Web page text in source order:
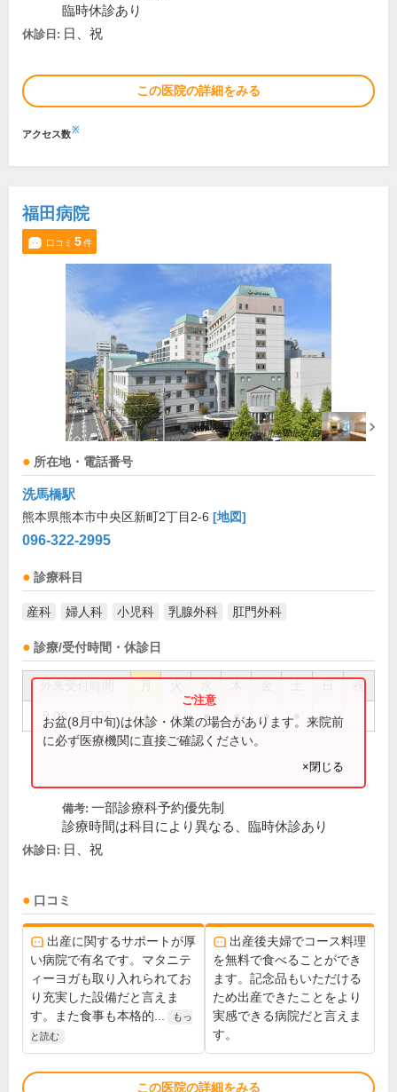
臨時休診あり
休診日: 日、祝
この医院の詳細をみる
アクセス数※
福田病院
口コミ 5件
所在地・電話番号
洗馬橋駅
熊本県熊本市中央区新町2丁目2-6 [地図]
096-322-2995
診療科目
産科 婦人科 小児科 乳腺外科 肛門外科
診療/受付時間・休診日
祝
9:00～17:30 ● ● ● ● ●
お盆(8月中旬)は休診・休業の場合があります。来院前
に必ず医療機関に直接ご確認ください。
×閉じる
備考: 一部診療科予約優先制
診療時間は科目により異なる、臨時休診あり
休診日: 日、祝
口コミ
出産に関するサポートが厚
い病院で有名です。マタニテ
ィーヨガも取り入れられてお
り充実した設備だと言えま
す。また食事も本格的...
もっ
と読む
出産後夫婦でコース料理
を無料で食べることができ
ます。記念品もいただける
ため出産できたことをより
実感できる病院だと言えま
す。
この医院の詳細をみる